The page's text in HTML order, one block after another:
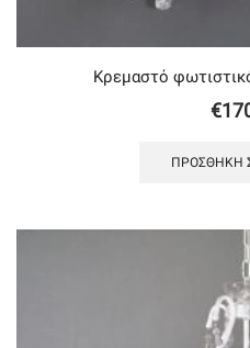
Κρεμαστό
€
ΠΡΟΣΘΉΚΗ